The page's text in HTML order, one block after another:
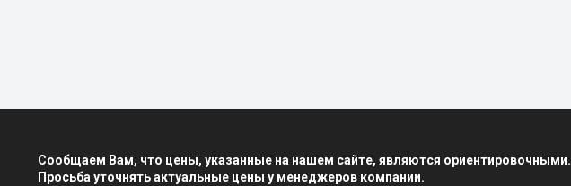
Сообщаем Вам, что цены, указанные на нашем сайте, являются ориентировочными.
Просьба уточнять актуальные цены у менеджеров компании.